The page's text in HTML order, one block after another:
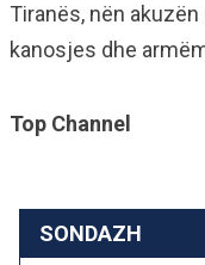
Tiranës, nën
kanosjes dhe
Top Channel
SONDAZH